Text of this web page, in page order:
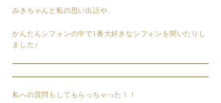
みきちゃんと私の思い出話や、
かんたんシフォンの中で1番大好きなシフォンを聞いたりし
ました♪
私への質問もしてもらっちゃった！！